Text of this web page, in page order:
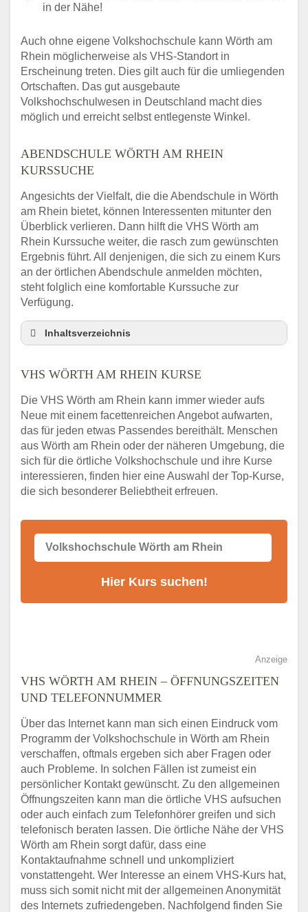
in der Nähe!
Auch ohne eigene Volkshochschule kann Wörth am
Rhein möglicherweise als VHS-Standort in
Erscheinung treten. Dies gilt auch für die umliegenden
Ortschaften. Das gut ausgebaute
Volkshochschulwesen in Deutschland macht dies
möglich und erreicht selbst entlegenste Winkel.
ABENDSCHULE WÖRTH AM RHEIN
KURSSUCHE
Angesichts der Vielfalt, die die Abendschule in Wörth
am Rhein bietet, können Interessenten mitunter den
Überblick verlieren. Dann hilft die VHS Wörth am
Rhein Kurssuche weiter, die rasch zum gewünschten
Ergebnis führt. All denjenigen, die sich zu einem Kurs
an der örtlichen Abendschule anmelden möchten,
steht folglich eine komfortable Kurssuche zur
Verfügung.
Inhaltsverzeichnis
Umgebung
Abendschule Wörth am Rhein Kurssuche
VHS Wörth am Rhein Kurse
VHS Wörth am Rhein – Öffnungszeiten und
Telefonnummer
Stellenangebote der Volkshochschule Wörth
am Rhein
Alternativen zum VHS Programm 2026 in
VHS WÖRTH AM RHEIN KURSE
Die VHS Wörth am Rhein kann immer wieder aufs
Neue mit einem facettenreichen Angebot aufwarten,
das für jeden etwas Passendes bereithält. Menschen
aus Wörth am Rhein oder der näheren Umgebung, die
sich für die örtliche Volkshochschule und ihre Kurse
interessieren, finden hier eine Auswahl der Top-Kurse,
die sich besonderer Beliebtheit erfreuen.
Anzeige
VHS WÖRTH AM RHEIN – ÖFFNUNGSZEITEN
UND TELEFONNUMMER
Über das Internet kann man sich einen Eindruck vom
Programm der Volkshochschule in Wörth am Rhein
verschaffen, oftmals ergeben sich aber Fragen oder
auch Probleme. In solchen Fällen ist zumeist ein
persönlicher Kontakt gewünscht. Zu den allgemeinen
Öffnungszeiten kann man die örtliche VHS aufsuchen
oder auch einfach zum Telefonhörer greifen und sich
telefonisch beraten lassen. Die örtliche Nähe der VHS
Wörth am Rhein sorgt dafür, dass eine
Kontaktaufnahme schnell und unkompliziert
vonstattengeht. Wer Interesse an einem VHS-Kurs hat,
muss sich somit nicht mit der allgemeinen Anonymität
des Internets zufriedengeben. Nachfolgend finden Sie